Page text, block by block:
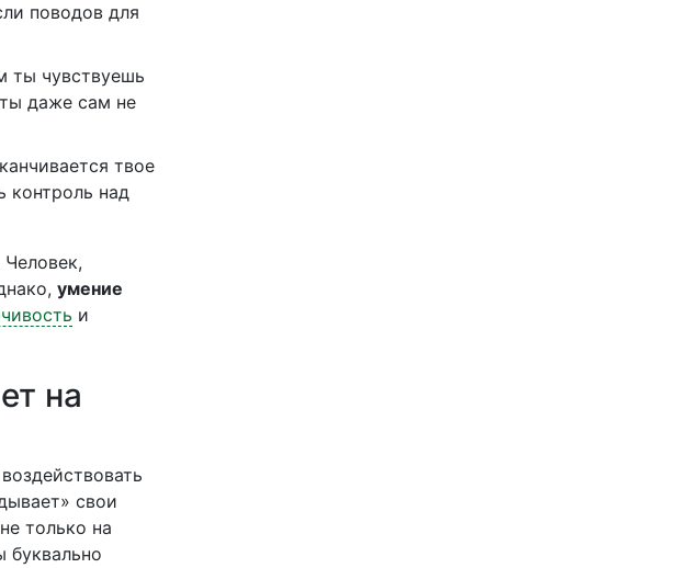
поводов для
ты чувствуешь
даже сам не
твое
контроль над
умение
и
на
свои
только на
буквально